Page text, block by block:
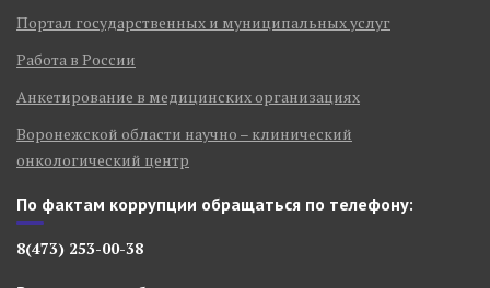
Портал государственных и муниципальных услуг
Работа в России
Анкетирование в медицинских организациях
Воронежской области научно – клинический
онкологический центр
По фактам коррупции обращаться по телефону:
8(473) 253-00-38